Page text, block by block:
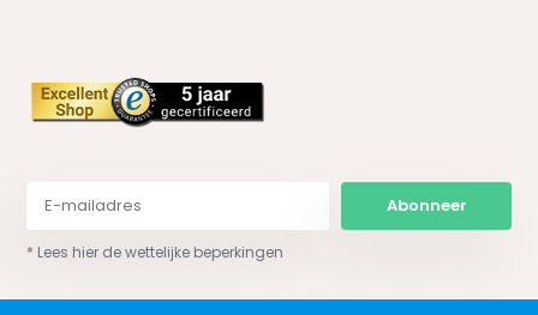
Abonneer
* Lees hier de wettelijke beperkingen